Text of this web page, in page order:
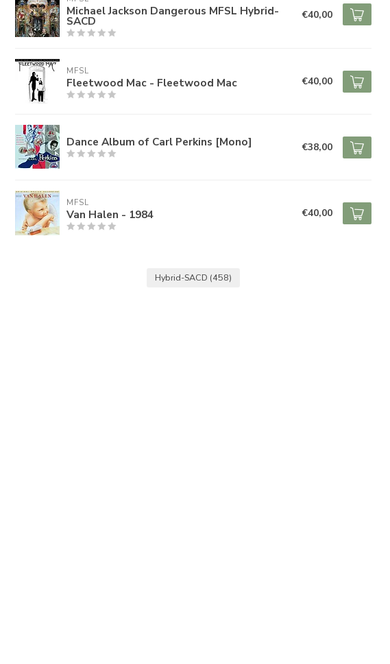
Michael Jackson Dangerous MFSL Hybrid-
SACD €40,00
MFSL
Fleetwood Mac - Fleetwood Mac €40,00
Dance Album of Carl Perkins [Mono] €38,00
MFSL
Van Halen - 1984 €40,00
Hybrid-SACD (458)